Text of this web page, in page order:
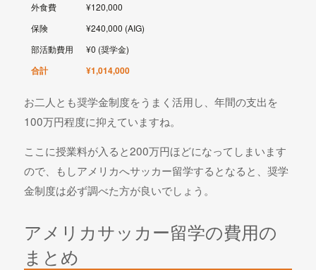
外食費
¥120,000
保険
¥240,000 (AIG)
部活動費用
¥0 (奨学金)
合計 ¥1,014,000
お二人とも奨学金制度をうまく活用し、年間の支出を
100万円程度に抑えていますね。
ここに授業料が入ると200万円ほどになってしまいます
ので、もしアメリカへサッカー留学するとなると、奨学
金制度は必ず調べた方が良いでしょう。
アメリカサッカー留学の費用の
まとめ